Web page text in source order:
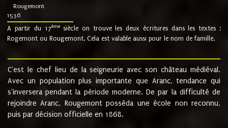
Rougemont
1536
A partir du 17ème siècle on trouve les deux écritures dans les textes :
Rogemont ou Rougemont. Cela est valable aussi pour le nom de famille.
C'est le chef lieu de la seigneurie avec son château médiéval.
Avec un population plus importante que Aranc, tendance qui
s'inversera pendant la période moderne. De par la difficulté de
rejoindre Aranc, Rougemont posséda une école non reconnu,
puis par décision officielle en 1868.